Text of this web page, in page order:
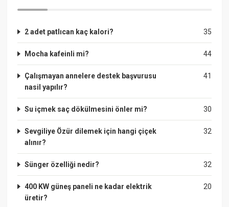
35
2 adet patlıcan kaç kalori?
44
Mocha kafeinli mi?
41
Çalışmayan annelere destek başvurusu
nasil yapılır?
30
Su içmek saç dökülmesini önler mi?
32
Sevgiliye Özür dilemek için hangi çiçek
alınır?
32
Sünger özelliği nedir?
20
400 KW güneş paneli ne kadar elektrik
üretir?